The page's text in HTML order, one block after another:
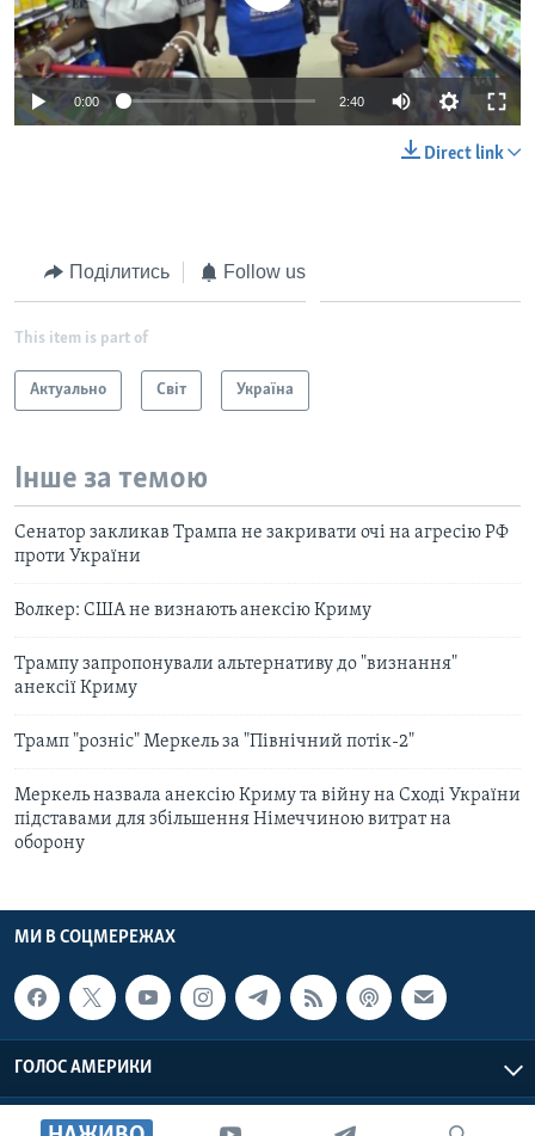
0:00 2:40
Direct link
Поділитись Follow us
This item is part of
Актуально Світ Україна
Інше за темою
Сенатор закликав Трампа не закривати очі на агресію РФ
проти України
Волкер: США не визнають анексію Криму
Трампу запропонували альтернативу до "визнання"
анексії Криму
Трамп "розніс" Меркель за "Північний потік-2"
Меркель назвала анексію Криму та війну на Сході України
підставами для збільшення Німеччиною витрат на
оборону
МИ В СОЦМЕРЕЖАХ
ГОЛОС АМЕРИКИ
Голос Америки © 2026 VOA, Inc. Всі права захищені